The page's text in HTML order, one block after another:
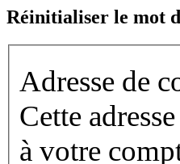
Réinitialiser le mot
Adresse de
Cette
à votre